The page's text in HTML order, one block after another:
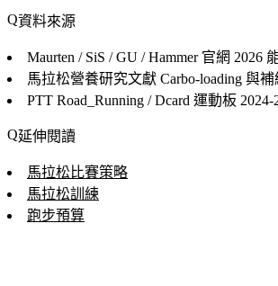
資料來源
Maurten / SiS / GU / Hammer 官網 2026
馬拉松營養研究文獻 Carbo-loading 與補
PTT Road_Running / Dcard 運動板
延伸閱讀
馬拉松比賽策略
馬拉松訓練
跑步預算